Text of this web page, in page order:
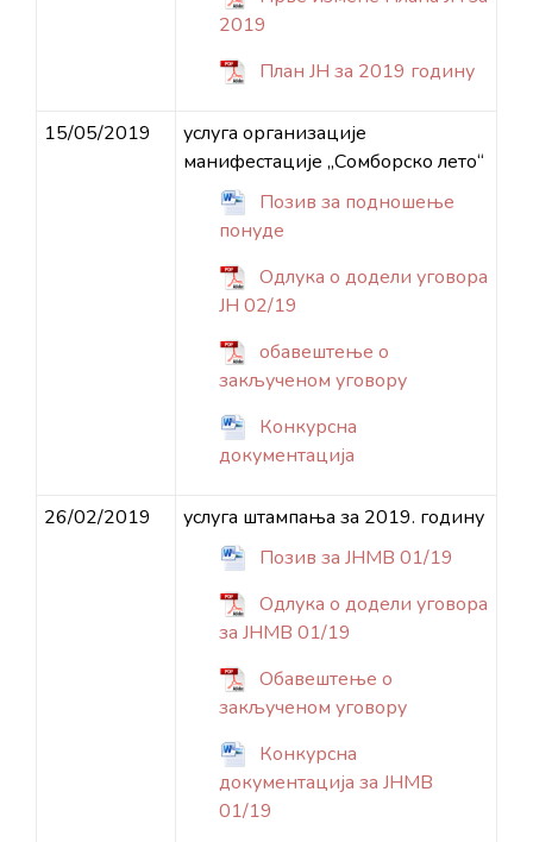
2019
План ЈН за 2019 годину
15/05/2019
услуга организације
манифестације „Сомборско лето“
Позив за подношење
понуде
Одлука о додели уговора
ЈН 02/19
обавештење о
закљученом уговору
Конкурсна
документација
26/02/2019
услуга штампања за 2019. годину
Позив за ЈНМВ 01/19
Одлука о додели уговора
за ЈНМВ 01/19
Обавештење о
закљученом уговору
Конкурсна
документација за ЈНМВ
01/19